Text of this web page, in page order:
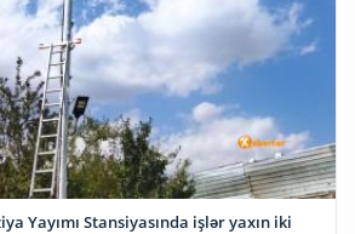
Yayımı Stansiyasında işlər yaxın iki